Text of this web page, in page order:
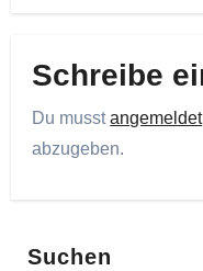
Schreibe
Du musstangemeldet
abzugeben.
Suchen